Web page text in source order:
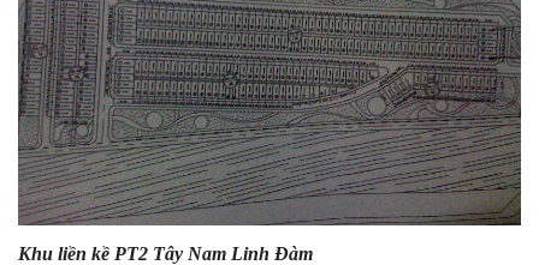
Khu liền kề PT2 Tây Nam Linh Đàm